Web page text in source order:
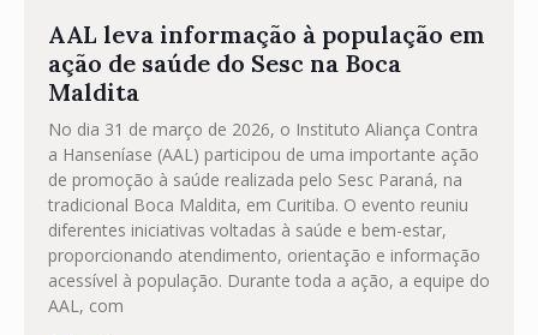
AAL leva informação à população em
ação de saúde do Sesc na Boca
Maldita
No dia 31 de março de 2026, o Instituto Aliança Contra
a Hanseníase (AAL) participou de uma importante ação
de promoção à saúde realizada pelo Sesc Paraná, na
tradicional Boca Maldita, em Curitiba. O evento reuniu
diferentes iniciativas voltadas à saúde e bem-estar,
proporcionando atendimento, orientação e informação
acessível à população. Durante toda a ação, a equipe do
AAL, com